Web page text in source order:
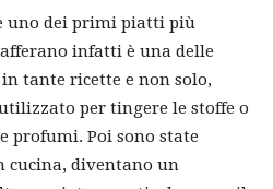
uno dei primi piatti più
infatti è una delle
tante ricette e non solo,
per tingere le stoffe o
profumi. Poi sono state
cucina, diventano un